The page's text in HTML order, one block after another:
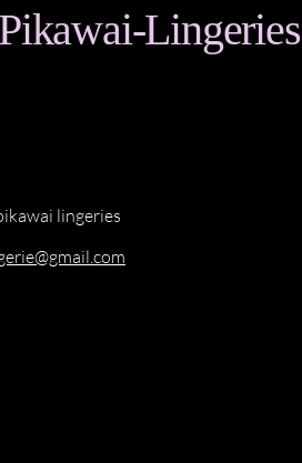
Pikawai-Lingeries
lingeries